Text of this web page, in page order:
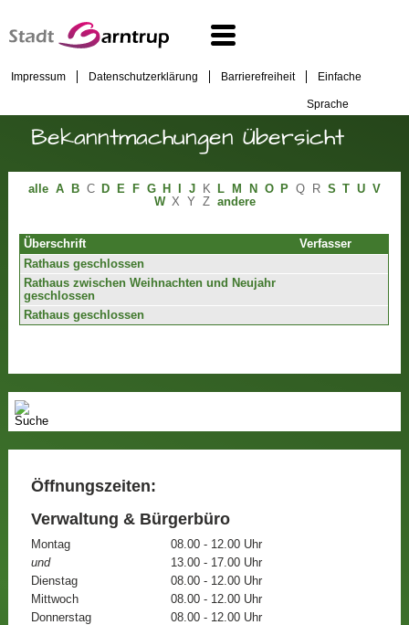
Impressum Datenschutzerklärung Barrierefreiheit Einfache
Sprache
Bekanntmachungen Übersicht
alle A B C D E F G H J K L M N O P Q R S T U V
W X Y Z andere
Überschrift
Verfasser
Rathaus geschlossen
Rathaus zwischen Weihnachten und Neujahr
geschlossen
Rathaus geschlossen
Öffnungszeiten:
Verwaltung & Bürgerbüro
Montag
08.00 - 12.00 Uhr
und
13.00 - 17.00 Uhr
Dienstag
08.00 - 12.00 Uhr
Mittwoch
08.00 - 12.00 Uhr
Donnerstag
08.00 - 12.00 Uhr